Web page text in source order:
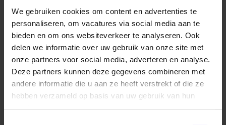
We gebruiken cookies om content en advertenties te
personaliseren, om vacatures via social media aan te
bieden en om ons websiteverkeer te analyseren. Ook
delen we informatie over uw gebruik van onze site met
onze partners voor social media, adverteren en analyse.
Deze partners kunnen deze gegevens combineren met
andere informatie die u aan ze heeft verstrekt of die ze
hebben verzameld op basis van uw gebruik van hun
Ben je enthousiast over deze vacature maar wil je eerst
nog meer informatie? Dan kun je terecht bij Ruud Beelen,
Teammanager, via: 06 52 90 52 09.
Vergelijkbare vacatures
Begeleider, EMB
Pergamijn
Herkenbosch